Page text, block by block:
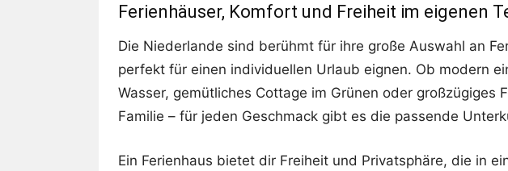
Ferienhäuser, Komfort und Freiheit im eigenen
Die Niederlande sind berühmt für ihre große Auswahl an
perfekt für einen individuellen Urlaub eignen. Ob modern
Wasser, gemütliches Cottage im Grünen oder großzügiges
Familie – für jeden Geschmack gibt es die passende
Ein Ferienhaus bietet dir Freiheit und Privatsphäre, die in